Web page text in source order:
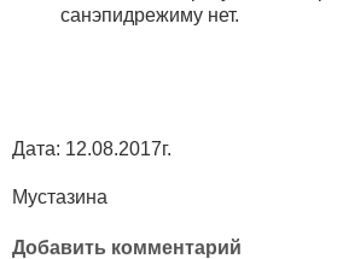
санэпидрежиму нет.
Дата: 12.08.2017г.
Мустазина
Добавить комментарий